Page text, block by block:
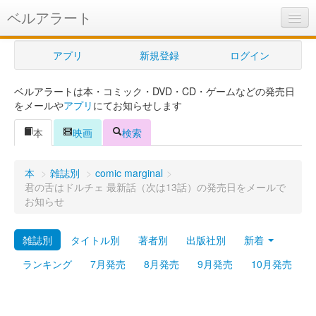
ベルアラート
ベルアラートとは
ヘルプ
新規登録
ログイン
購入管理
プレミアム
アプリ 新規登録 ログイン
ベルアラートは本・コミック・DVD・CD・ゲームなどの発売日
をメールやアプリ にてお知らせします
本
映画 検索
本 > 雑誌別 > comic marginal >
君の舌はドルチェ 最新話（次は13話）の発売日をメールで
お知らせ
雑誌別 タイトル別 著者別 出版社別
新着
ランキング
7月発売 8月発売 9月発売 10月発売